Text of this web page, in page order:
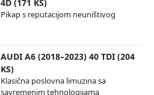
4D (171 KS)
Pikap s reputacijom neuništivog
AUDI A6 (2018–2023) 40 TDI (204
KS)
Klasična poslovna limuzina sa
savremenim tehnologijama